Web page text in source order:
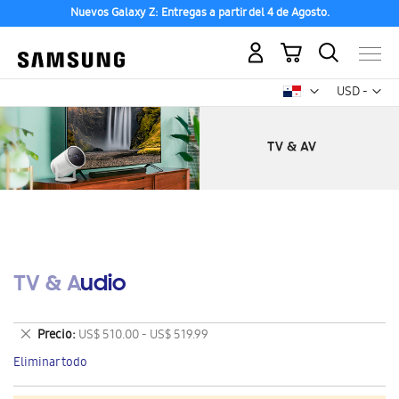
Nuevos Galaxy Z: Entregas a partir del 4 de Agosto.
USD -
dólar
Mi carrito
TV & Audio
Precio US$ 510.00 - US$ 519.99
Eliminar
este
artículo
Eliminar todo